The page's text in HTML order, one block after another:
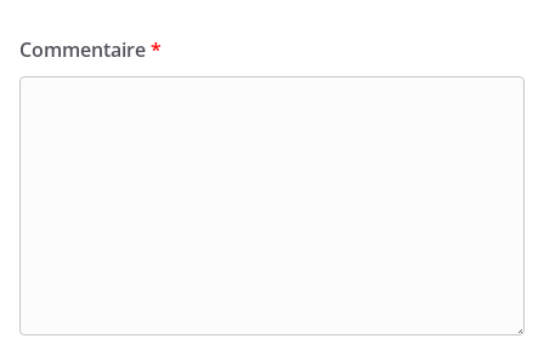
Commentaire*